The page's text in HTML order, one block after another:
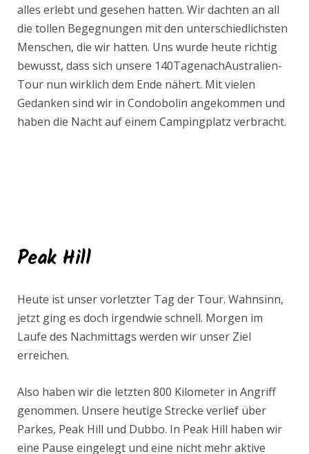
alles erlebt und gesehen hatten. Wir dachten an all
die tollen Begegnungen mit den unterschiedlichsten
Menschen, die wir hatten. Uns wurde heute richtig
bewusst, dass sich unsere 140TagenachAustralien-
Tour nun wirklich dem Ende nähert. Mit vielen
Gedanken sind wir in Condobolin angekommen und
haben die Nacht auf einem Campingplatz verbracht.
Peak Hill
Heute ist unser vorletzter Tag der Tour. Wahnsinn,
jetzt ging es doch irgendwie schnell. Morgen im
Laufe des Nachmittags werden wir unser Ziel
erreichen.
Also haben wir die letzten 800 Kilometer in Angriff
genommen. Unsere heutige Strecke verlief über
Parkes, Peak Hill und Dubbo. In Peak Hill haben wir
eine Pause eingelegt und eine nicht mehr aktive